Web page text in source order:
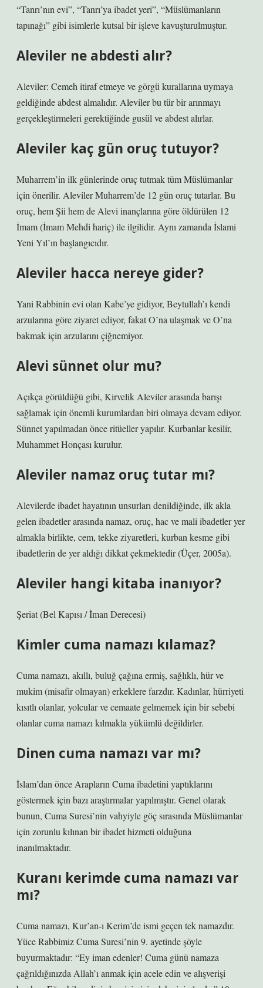
“Tanrı’nın evi”, “Tanrı’ya ibadet yeri”, “Müslümanların
tapınağı” gibi isimlerle kutsal bir işleve kavuşturulmuştur.
Aleviler ne abdesti alır?
Aleviler: Cemeh itiraf etmeye ve görgü kurallarına uymaya
geldiğinde abdest almalıdır. Aleviler bu tür bir arınmayı
gerçekleştirmeleri gerektiğinde gusül ve abdest alırlar.
Aleviler kaç gün oruç tutuyor?
Muharrem’in ilk günlerinde oruç tutmak tüm Müslümanlar
için önerilir. Aleviler Muharrem’de 12 gün oruç tutarlar. Bu
oruç, hem Şii hem de Alevi inançlarına göre öldürülen 12
İmam (İmam Mehdi hariç) ile ilgilidir. Aynı zamanda İslami
Yeni Yıl’ın başlangıcıdır.
Aleviler hacca nereye gider?
Yani Rabbinin evi olan Kabe’ye gidiyor, Beytullah’ı kendi
arzularına göre ziyaret ediyor, fakat O’na ulaşmak ve O’na
bakmak için arzularını çiğnemiyor.
Alevi sünnet olur mu?
Açıkça görüldüğü gibi, Kirvelik Aleviler arasında barışı
sağlamak için önemli kurumlardan biri olmaya devam ediyor.
Sünnet yapılmadan önce ritüeller yapılır. Kurbanlar kesilir,
Muhammet Honçası kurulur.
Aleviler namaz oruç tutar mı?
Alevilerde ibadet hayatının unsurları denildiğinde, ilk akla
gelen ibadetler arasında namaz, oruç, hac ve mali ibadetler yer
almakla birlikte, cem, tekke ziyaretleri, kurban kesme gibi
ibadetlerin de yer aldığı dikkat çekmektedir (Üçer, 2005a).
Aleviler hangi kitaba inanıyor?
Şeriat (Bel Kapısı / İman Derecesi)
Kimler cuma namazı kılamaz?
Cuma namazı, akıllı, buluğ çağına ermiş, sağlıklı, hür ve
mukim (misafir olmayan) erkeklere farzdır. Kadınlar, hürriyeti
kısıtlı olanlar, yolcular ve cemaate gelmemek için bir sebebi
olanlar cuma namazı kılmakla yükümlü değildirler.
Dinen cuma namazı var mı?
İslam’dan önce Arapların Cuma ibadetini yaptıklarını
göstermek için bazı araştırmalar yapılmıştır. Genel olarak
bunun, Cuma Suresi’nin vahyiyle göç sırasında Müslümanlar
için zorunlu kılınan bir ibadet hizmeti olduğuna
inanılmaktadır.
Kuranı kerimde cuma namazı var
mı?
Cuma namazı, Kur’an-ı Kerim’de ismi geçen tek namazdır.
Yüce Rabbimiz Cuma Suresi’nin 9. ayetinde şöyle
buyurmaktadır: “Ey iman edenler! Cuma günü namaza
çağrıldığınızda Allah’ı anmak için acele edin ve alışverişi